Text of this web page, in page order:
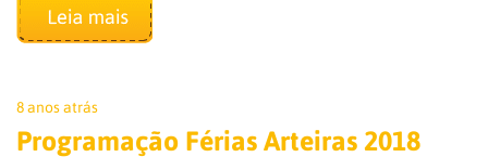
8 anos atrás
Programação Férias Arteiras 2018